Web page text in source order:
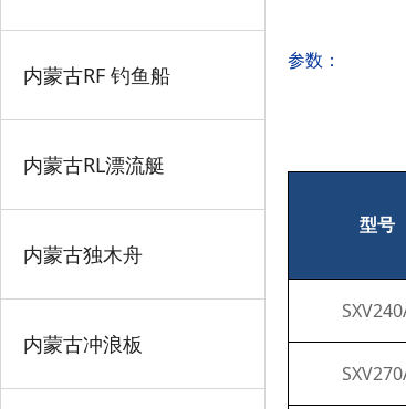
内蒙古RF 钓鱼船
内蒙古RL漂流艇
内蒙古独木舟
内蒙古冲浪板
参数：
型号